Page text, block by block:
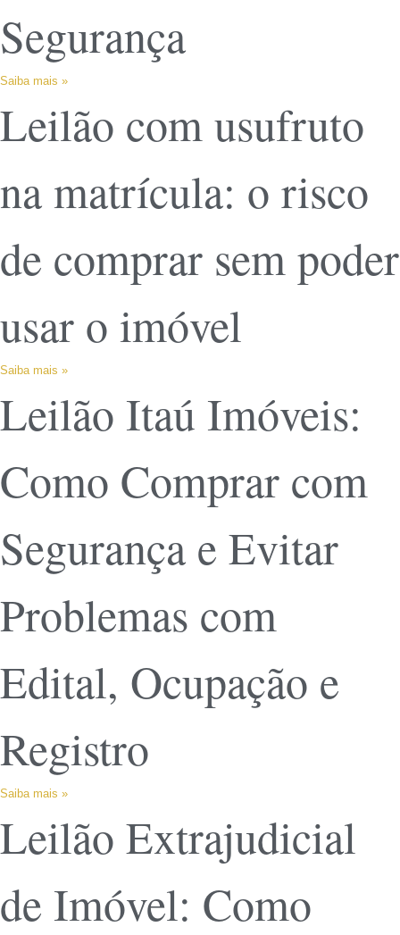
Segurança
Saiba mais »
Leilão com usufruto
na matrícula: o risco
de comprar sem poder
usar o imóvel
Saiba mais »
Leilão Itaú Imóveis:
Como Comprar com
Segurança e Evitar
Problemas com
Edital, Ocupação e
Registro
Saiba mais »
Leilão Extrajudicial
de Imóvel: Como